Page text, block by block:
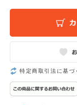
特定商取引法に基づ